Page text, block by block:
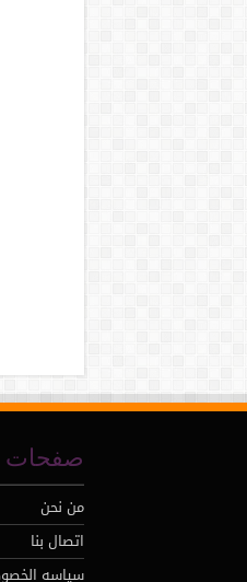
صفحات
من نحن
اتصال بنا
سياسه